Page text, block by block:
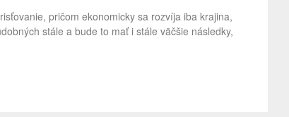
pričom ekonomicky sa rozvíja iba krajina,
stále a bude to mať i stále väčšie následky,